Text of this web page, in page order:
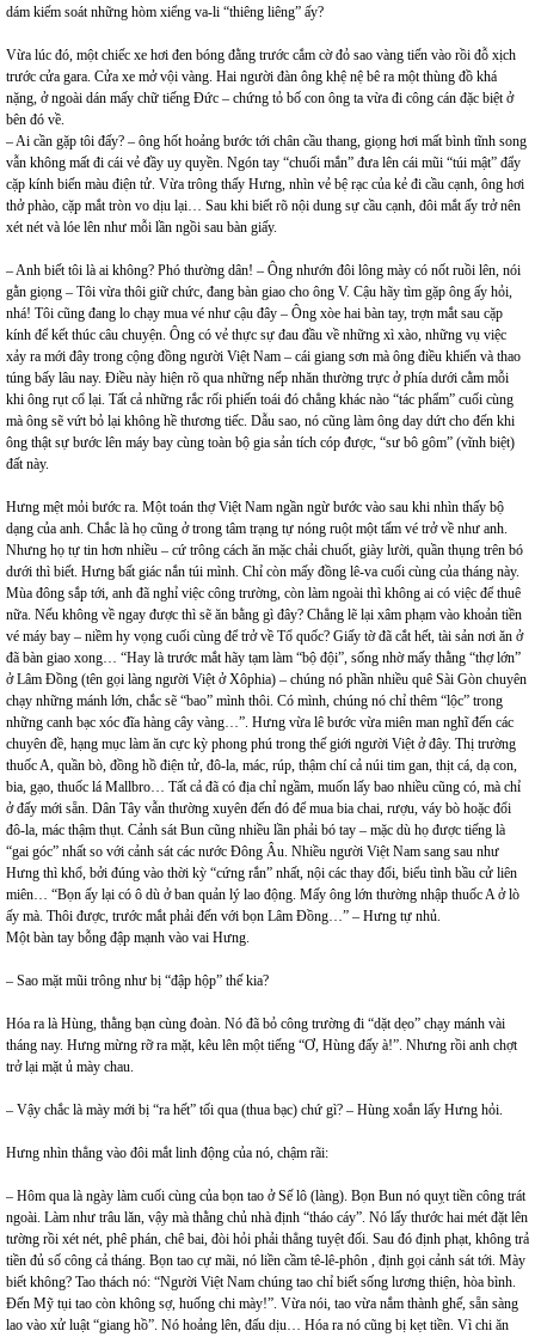
dám kiếm soát những hòm xiểng va-li “thiêng liêng” ấy?
Vừa lúc đó, một chiếc xe hơi đen bóng đằng trước cắm cờ đỏ sao vàng tiến vào rồi đỗ xịch
trước cửa gara. Cửa xe mở vội vàng. Hai người đàn ông khệ nệ bê ra một thùng đồ khá
nặng, ở ngoài dán mấy chữ tiếng Đức – chứng tỏ bố con ông ta vừa đi công cán đặc biệt ở
bên đó về.
– Ai cần gặp tôi đấy? – ông hốt hoảng bước tới chân cầu thang, giọng hơi mất bình tĩnh song
vẫn không mất đi cái vẻ đầy uy quyền. Ngón tay “chuối mắn” đưa lên cái mũi “túi mật” đẩy
cặp kính biến màu điện tử. Vừa trông thấy Hưng, nhìn vẻ bệ rạc của kẻ đi cầu cạnh, ông hơi
thở phào, cặp mắt tròn vo dịu lại… Sau khi biết rõ nội dung sự cầu cạnh, đôi mắt ấy trở nên
xét nét và lóe lên như mỗi lần ngồi sau bàn giấy.
– Anh biết tôi là ai không? Phó thường dân! – Ông nhướn đôi lông mày có nốt ruồi lên, nói
gằn giọng – Tôi vừa thôi giữ chức, đang bàn giao cho ông V. Cậu hãy tìm gặp ông ấy hỏi,
nhá! Tôi cũng đang lo chạy mua vé như cậu đây – Ông xòe hai bàn tay, trợn mắt sau cặp
kính để kết thúc câu chuyện. Ông có vẻ thực sự đau đầu về những xì xào, những vụ việc
xảy ra mới đây trong cộng đồng người Việt Nam – cái giang sơn mà ông điều khiển và thao
túng bấy lâu nay. Điều này hiện rõ qua những nếp nhăn thường trực ở phía dưới cằm mỗi
khi ông rụt cổ lại. Tất cả những rắc rối phiến toái đó chẳng khác nào “tác phẩm” cuối cùng
mà ông sẽ vứt bỏ lại không hề thương tiếc. Dẫu sao, nó cũng làm ông day dứt cho đến khi
ông thật sự bước lên máy bay cùng toàn bộ gia sản tích cóp được, “sư bô gôm” (vĩnh biệt)
đất này.
Hưng mệt mỏi bước ra. Một toán thợ Việt Nam ngần ngừ bước vào sau khi nhìn thấy bộ
dạng của anh. Chắc là họ cũng ở trong tâm trạng tự nóng ruột một tấm vé trở về như anh.
Nhưng họ tự tin hơn nhiều – cứ trông cách ăn mặc chải chuốt, giày lười, quần thụng trên bó
dưới thì biết. Hưng bất giác nắn túi mình. Chỉ còn mấy đồng lê-va cuối cùng của tháng này.
Mùa đông sắp tới, anh đã nghỉ việc công trường, còn làm ngoài thì không ai có việc để thuê
nữa. Nếu không về ngay được thì sẽ ăn bằng gì đây? Chẳng lẽ lại xâm phạm vào khoản tiền
vé máy bay – niềm hy vọng cuối cùng để trở về Tổ quốc? Giấy tờ đã cắt hết, tài sản nơi ăn ở
đã bàn giao xong… “Hay là trước mắt hãy tạm làm “bộ đội”, sống nhờ mấy thằng “thợ lớn”
ở Lâm Đồng (tên gọi làng người Việt ở Xôphia) – chúng nó phần nhiều quê Sài Gòn chuyên
chạy những mánh lớn, chắc sẽ “bao” mình thôi. Có mình, chúng nó chỉ thêm “lộc” trong
những canh bạc xóc đĩa hàng cây vàng…”. Hưng vừa lê bước vừa miên man nghĩ đến các
chuyên đề, hạng mục làm ăn cực kỳ phong phú trong thế giới người Việt ở đây. Thị trường
thuốc A, quần bò, đồng hồ điện tử, đô-la, mác, rúp, thậm chí cả núi tim gan, thịt cá, dạ con,
bia, gạo, thuốc lá Mallbro… Tất cả đã có địa chỉ ngầm, muốn lấy bao nhiều cũng có, mà chỉ
ở đấy mới sẵn. Dân Tây vẫn thường xuyên đến đó để mua bia chai, rượu, váy bò hoặc đổi
đô-la, mác thậm thụt. Cảnh sát Bun cũng nhiều lần phải bó tay – mặc dù họ được tiếng là
“gai góc” nhất so với cảnh sát các nước Đông Âu. Nhiều người Việt Nam sang sau như
Hưng thì khổ, bởi đúng vào thời kỳ “cứng rắn” nhất, nội các thay đổi, biểu tình bầu cử liên
miên… “Bọn ấy lại có ô dù ở ban quản lý lao động. Mấy ông lớn thường nhập thuốc A ở lò
ấy mà. Thôi được, trước mắt phải đến với bọn Lâm Đồng…” – Hưng tự nhủ.
Một bàn tay bỗng đập mạnh vào vai Hưng.
– Sao mặt mũi trông như bị “đập hộp” thế kia?
Hóa ra là Hùng, thằng bạn cùng đoàn. Nó đã bỏ công trường đi “dặt dẹo” chạy mánh vài
tháng nay. Hưng mừng rỡ ra mặt, kêu lên một tiếng “Ơ, Hùng đấy à!”. Nhưng rồi anh chợt
trở lại mặt ủ mày chau.
– Vậy chắc là mày mới bị “ra hết” tối qua (thua bạc) chứ gì? – Hùng xoắn lấy Hưng hỏi.
Hưng nhìn thẳng vào đôi mắt linh động của nó, chậm rãi:
– Hôm qua là ngày làm cuối cùng của bọn tao ở Sế lô (làng). Bọn Bun nó quỵt tiền công trát
ngoài. Làm như trâu lăn, vậy mà thằng chủ nhà định “tháo cáy”. Nó lấy thước hai mét đặt lên
tường rồi xét nét, phê phán, chê bai, đòi hỏi phải thẳng tuyệt đối. Sau đó định phạt, không trả
tiền đủ số công cả tháng. Bọn tao cự mãi, nó liền cầm tê-lê-phôn , định gọi cảnh sát tới. Mày
biết không? Tao thách nó: “Người Việt Nam chúng tao chỉ biết sống lương thiện, hòa bình.
Đến Mỹ tụi tao còn không sợ, huống chi mày!”. Vừa nói, tao vừa nắm thành ghế, sẵn sàng
lao vào xử luật “giang hồ”. Nó hoảng lên, đấu dịu… Hóa ra nó cũng bị kẹt tiền. Vì chi ăn